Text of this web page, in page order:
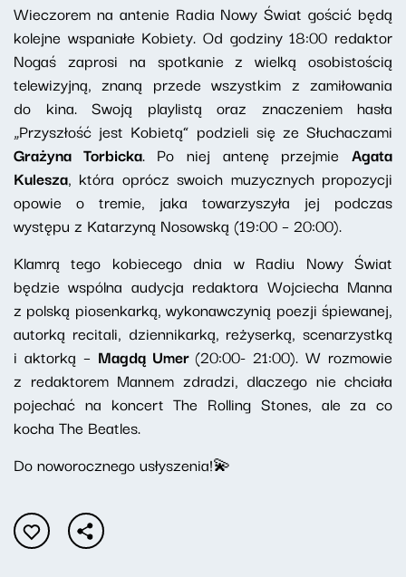
Wieczorem na antenie Radia Nowy Świat gościć będą
kolejne wspaniałe Kobiety. Od godziny 18:00 redaktor
Nogaś zaprosi na spotkanie z wielką osobistością
telewizyjną, znaną przede wszystkim z zamiłowania
do kina. Swoją playlistą oraz znaczeniem hasła
„Przyszłość jest Kobietą” podzieli się ze Słuchaczami
Grażyna Torbicka. Po niej antenę przejmieAgata
Kulesza, która oprócz swoich muzycznych propozycji
opowie o tremie, jaka towarzyszyła jej podczas
występu z Katarzyną Nosowską (19:00 – 20:00).
Klamrą tego kobiecego dnia w Radiu Nowy Świat
będzie wspólna audycja redaktora Wojciecha Manna
z polską piosenkarką, wykonawczynią poezji śpiewanej,
autorką recitali, dziennikarką, reżyserką, scenarzystką
i aktorką – Magdą Umer(20:00- 21:00). W rozmowie
z redaktorem Mannem zdradzi, dlaczego nie chciała
pojechać na koncert The Rolling Stones, ale za co
kocha The Beatles.
Do noworocznego usłyszenia!💫